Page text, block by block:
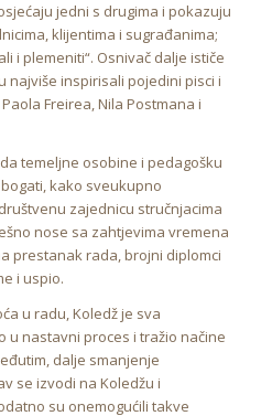
jedni s drugima i pokazuju
klijentima i sugrađanima;
i plemeniti“. Osnivač dalje ističe
najviše inspirisali pojedini pisci i
Freirea, Nila Postmana i
temeljne osobine i pedagošku
kako sveukupno
zajednicu stručnjacima
nose sa zahtjevima vremena
prestanak rada, brojni diplomci
i uspio.
u radu, Koledž je sva
u nastavni proces i tražio načine
dalje smanjenje
se izvodi na Koledžu i
su onemogućili takve